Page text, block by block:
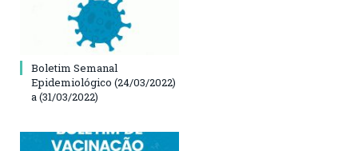
Boletim Semanal
Epidemiológico (24/03/2022)
a (31/03/2022)